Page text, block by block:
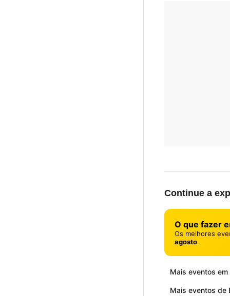
Continue a
O que fazer
Os melhores
agosto.
Mais eventos em
Mais eventos de